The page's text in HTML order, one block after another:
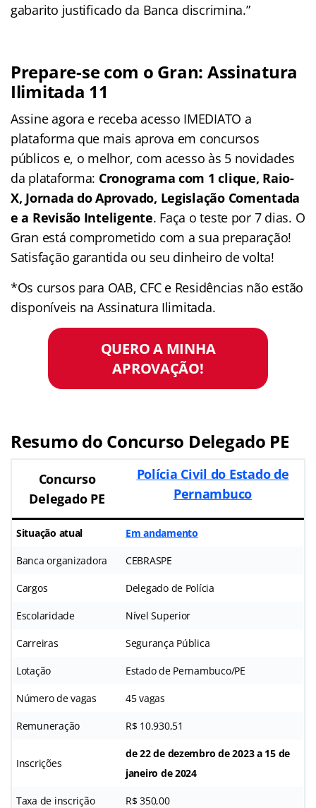
gabarito justificado da Banca discrimina.”
Prepare-se com o Gran: Assinatura
Ilimitada 11
Assine agora e receba acesso IMEDIATO a
plataforma que mais aprova em concursos
públicos e, o melhor, com acesso às 5 novidades
da plataforma: Cronograma com 1 clique, Raio-
X, Jornada do Aprovado, Legislação Comentada
e a Revisão Inteligente. Faça o teste por 7 dias. O
Gran está comprometido com a sua preparação!
Satisfação garantida ou seu dinheiro de volta!
*Os cursos para OAB, CFC e Residências não estão
disponíveis na Assinatura Ilimitada.
QUERO A MINHA
APROVAÇÃO!
Resumo do Concurso Delegado PE
Concurso
Delegado PE
Polícia Civil do Estado de
Pernambuco
Situação atual Em andamento
Banca organizadora CEBRASPE
Cargos Delegado de Polícia
Escolaridade Nível Superior
Carreiras Segurança Pública
Lotação Estado de Pernambuco/PE
Número de vagas 45 vagas
Remuneração R$ 10.930,51
Inscrições
de 22 de dezembro de 2023 a 15 de
janeiro de 2024
Taxa de inscrição R$ 350,00